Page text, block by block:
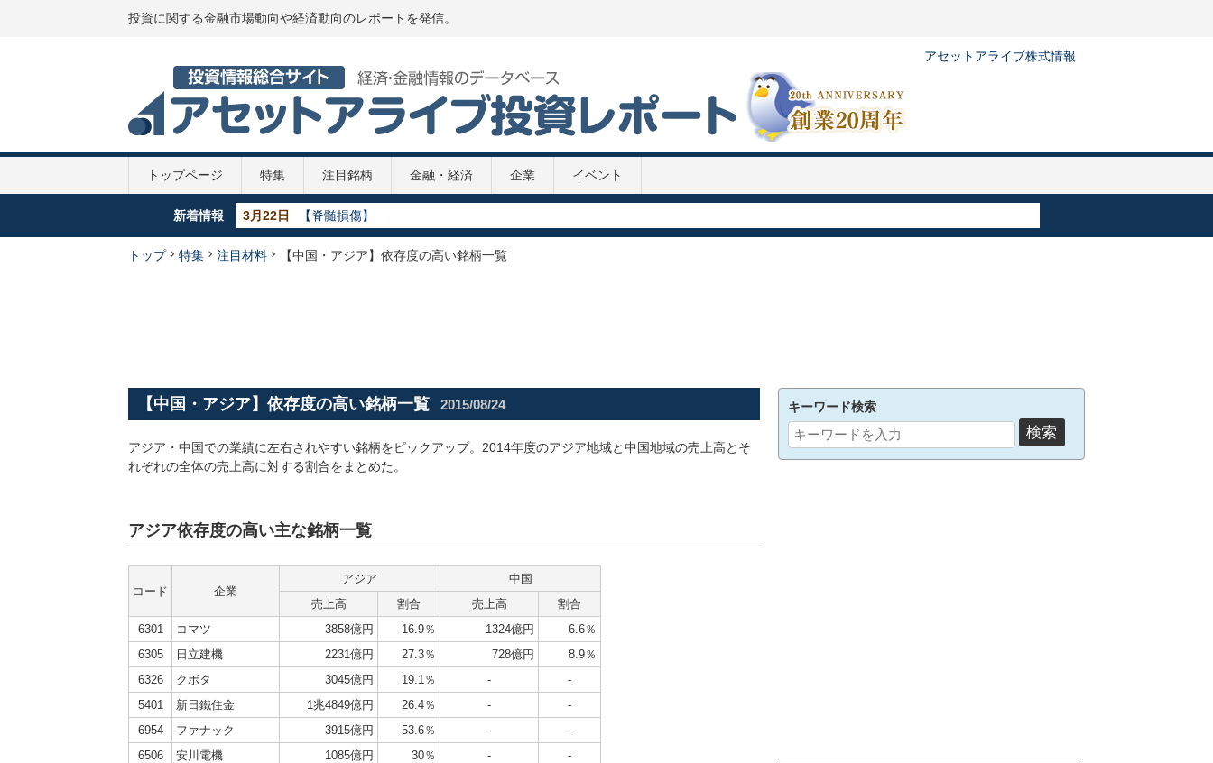
投資に関する金融市場動向や経済動向のレポートを発信。
アセットアライブ株式情報
トップページ 特集 注目銘柄 金融・経済 企業 イベント
新着情報 3月22日 【脊髄損傷】
5月29日
【GDP】各国のGDP推移 2020年
5月29日
【政策金利推移】2020年
5月29日
【新型コロナ】第2次補正予算案
トップ 特集 注目材料 【中国・アジア】依存度の高い銘柄一覧
【中国・アジア】依存度の高い銘柄一覧 2015/08/24
アジア・中国での業績に左右されやすい銘柄をピックアップ。2014年度のアジア地域と中国地域の売上高とそ
れぞれの全体の売上高に対する割合をまとめた。
アジア依存度の高い主な銘柄一覧
コード 企業
アジア
中国
売上高
割合 売上高
割合
6301
コマツ 3858億円 16.9％ 1324億円
6.6％
6305
日立建機 2231億円 27.3％ 728億円
8.9％
6326
クボタ 3045億円 19.1％ -
-
5401
新日鐵住金 1兆4849億円 26.4％ -
-
6954
ファナック 3915億円 53.6％ -
-
6506
安川電機 1085億円 30％ -
-
キーワード検索